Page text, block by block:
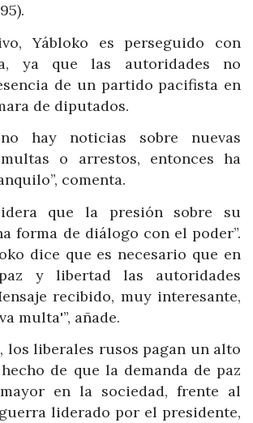
Yábloko es perseguido con
ya que las autoridades no
de un partido pacifista en
de diputados.
hay noticias sobre nuevas
o arrestos, entonces ha
comenta.
que la presión sobre su
forma de diálogo con el poder”.
dice que es necesario que en
y libertad las autoridades
recibido, muy interesante,
multa'”, añade.
los liberales rusos pagan un alto
de que la demanda de paz
en la sociedad, frente al
liderado por el presidente,